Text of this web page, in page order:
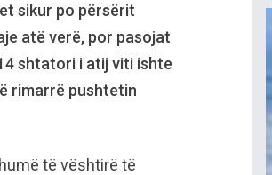
sikur po përsërit
atë verë, por pasojat
shtatori i atij viti ishte
rimarrë pushtetin
të vështirë të